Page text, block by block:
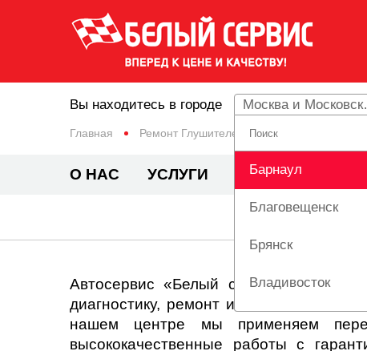
Главная Ремонт Глушителей
Вы находитесь в городе Москва и
Барнаул
Благовещенск
Брянск
Владивосток
Вологда
О НАС УСЛУГИ ЦЕНЫ
Автосервис «Белый сервис»
диагностику, ремонт и техническое
нашем центре мы применяем
высококачественные работы с